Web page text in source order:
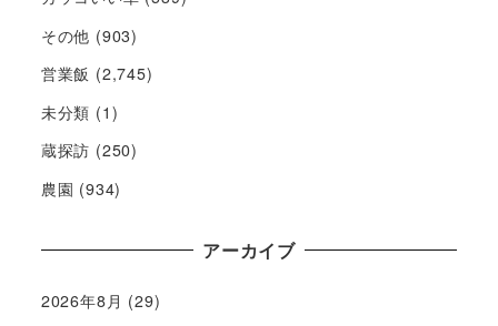
その他 (903)
営業飯 (2,745)
未分類 (1)
蔵探訪 (250)
農園 (934)
アーカイブ
2026年8月 (29)